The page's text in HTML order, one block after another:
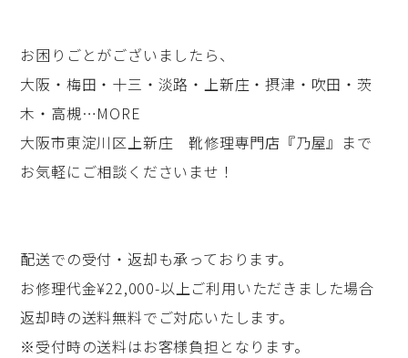
お困りごとがございましたら、
大阪・梅田・十三・淡路・上新庄・摂津・吹田・茨
木・高槻…MORE
大阪市東淀川区上新庄 靴修理専門店『乃屋』まで
お気軽にご相談くださいませ！
配送での受付・返却も承っております。
お修理代金¥22,000-以上ご利用いただきました場合
返却時の送料無料でご対応いたします。
※受付時の送料はお客様負担となります。